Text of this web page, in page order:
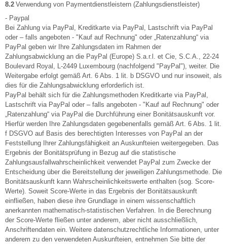
8.2 Verwendung von Paymentdienstleistern (Zahlungsdienstleister)
- Paypal
Bei Zahlung via PayPal, Kreditkarte via PayPal, Lastschrift via PayPal
oder – falls angeboten - "Kauf auf Rechnung" oder „Ratenzahlung“ via
PayPal geben wir Ihre Zahlungsdaten im Rahmen der
Zahlungsabwicklung an die PayPal (Europe) S.a.r.l. et Cie, S.C.A., 22-24
Boulevard Royal, L-2449 Luxembourg (nachfolgend "PayPal"), weiter. Die
Weitergabe erfolgt gemäß Art. 6 Abs. 1 lit. b DSGVO und nur insoweit, als
dies für die Zahlungsabwicklung erforderlich ist.
PayPal behält sich für die Zahlungsmethoden Kreditkarte via PayPal,
Lastschrift via PayPal oder – falls angeboten - "Kauf auf Rechnung" oder
„Ratenzahlung“ via PayPal die Durchführung einer Bonitätsauskunft vor.
Hierfür werden Ihre Zahlungsdaten gegebenenfalls gemäß Art. 6 Abs. 1 lit.
f DSGVO auf Basis des berechtigten Interesses von PayPal an der
Feststellung Ihrer Zahlungsfähigkeit an Auskunfteien weitergegeben. Das
Ergebnis der Bonitätsprüfung in Bezug auf die statistische
Zahlungsausfallwahrscheinlichkeit verwendet PayPal zum Zwecke der
Entscheidung über die Bereitstellung der jeweiligen Zahlungsmethode. Die
Bonitätsauskunft kann Wahrscheinlichkeitswerte enthalten (sog. Score-
Werte). Soweit Score-Werte in das Ergebnis der Bonitätsauskunft
einfließen, haben diese ihre Grundlage in einem wissenschaftlich
anerkannten mathematisch-statistischen Verfahren. In die Berechnung
der Score-Werte fließen unter anderem, aber nicht ausschließlich,
Anschriftendaten ein. Weitere datenschutzrechtliche Informationen, unter
anderem zu den verwendeten Auskunfteien, entnehmen Sie bitte der